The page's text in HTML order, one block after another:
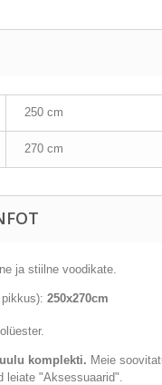
250 cm
270 cm
ja stiilne voodikate.
250x270cm
.
komplekti. Meie
leiate "Aksessuaarid".